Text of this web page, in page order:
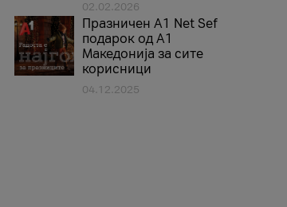
02.02.2026
Празничен A1 Net Sеf
подарок од А1
Македонија за сите
корисници
04.12.2025